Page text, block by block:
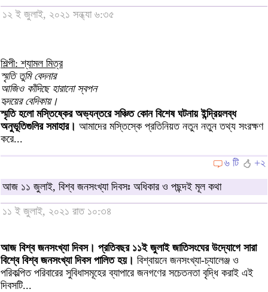
১২ ই জুলাই, ২০২১ সন্ধ্যা ৬:৩৫
শিল্পী: শ্যামল মিত্র
স্মৃতি তুমি বেদনার
আজিও কাঁদিছে হারানো স্বপন
হৃদয়ের বেদিকায়।
স্মৃতি হলো মস্তিষ্কের অভ্যন্তরে সঞ্চিত কোন বিশেষ ঘটনায় ইন্দ্রিয়লব্ধ
অনুভূতিগুলির সমাহার। আমাদের মস্তিস্কে প্রতিনিয়ত নতুন নতুন তথ্য সংরক্ষণ
করে...
৬ টি
+২
আজ ১১ জুলাই, বিশ্ব জনসংখ্যা দিবসঃ অধিকার ও পছন্দই মূল কথা
১১ ই জুলাই, ২০২১ রাত ১০:৩৪
আজ বিশ্ব জনসংখ্যা দিবস। প্রতিবছর ১১ই জুলাই জাতিসংঘের উদ্যোগে সারা
বিশ্বে বিশ্ব জনসংখ্যা দিবস পালিত হয়। বিশ্বায়নে জনসংখ্যা-চ্যালেঞ্জ ও
পরিকল্পিত পরিবারের সুবিধাসমূহের ব্যাপারে জনগণের সচেতনতা বৃদ্ধি করাই এই
দিবসটি...